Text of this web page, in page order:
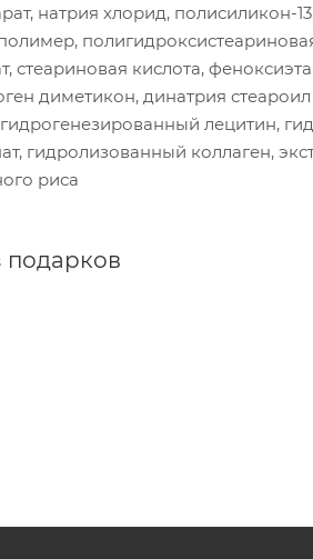
натрия хлорид, полисиликон-
стеариновая кислота,
диметикон, динатрия
гидрогенезированный лецитин,
гидролизованный коллаген,
риса
подарков